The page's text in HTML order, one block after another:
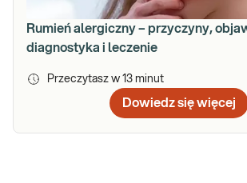
Rumień alergiczny – przyczyny,
diagnostyka i leczenie
Przeczytasz w 13 minut
Dowiedz się więcej